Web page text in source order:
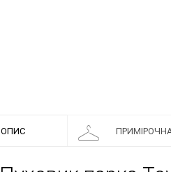
ОПИС